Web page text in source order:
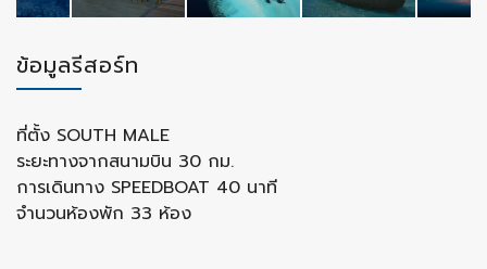
ข้อมูลรีสอร์ท
ที่ตั้ง SOUTH MALE
ระยะทางจากสนามบิน 30 กม.
การเดินทาง SPEEDBOAT 40 นาที
จำนวนห้องพัก 33 ห้อง